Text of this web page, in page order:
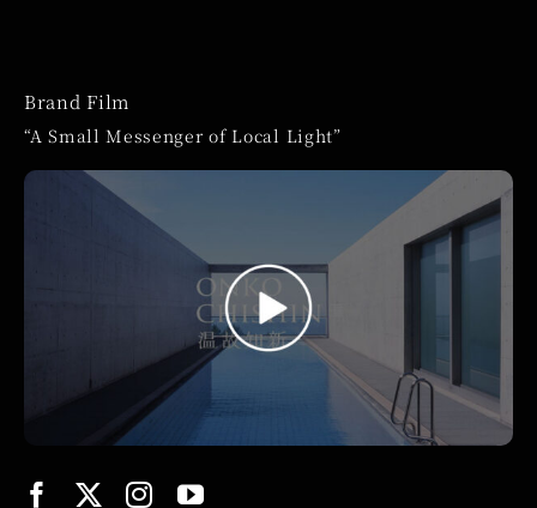
Brand Film
“A Small Messenger of Local Light”